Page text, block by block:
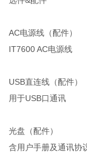
AC电源线（配件）
IT7600 AC电源线
USB直连线（配件）
用于USB口通讯
光盘（配件）
含用户手册及通讯协